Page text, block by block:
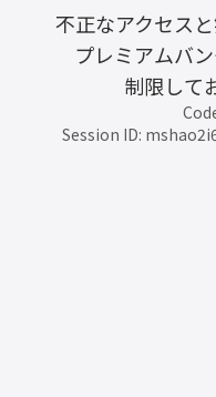
不正なアクセスと
プレミアムバ
制限して
Session ID: